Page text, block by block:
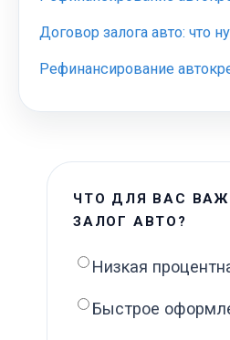
Договор залога авто: что
Рефинансирование
ЧТО ДЛЯ ВАС
ЗАЛОГ АВТО?
Низкая
Быстрое